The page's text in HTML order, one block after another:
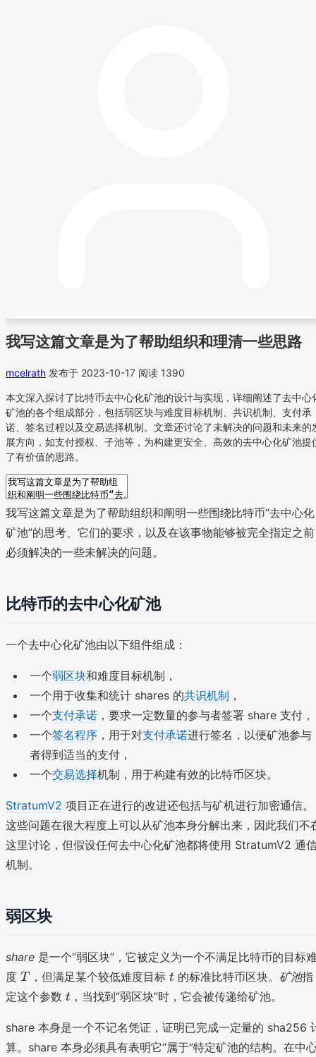
我写这篇文章是为了帮助组织和理清一些思路
mcelrath 发布于 2023-10-17 阅读 1390
本文深入探讨了比特币去中心化矿池的设计与实现，详细阐述了去中心
矿池的各个组成部分，包括弱区块与难度目标机制、共识机制、支付承
诺、签名过程以及交易选择机制。文章还讨论了未解决的问题和未来的
展方向，如支付授权、子池等，为构建更安全、高效的去中心化矿池提
了有价值的思路。
我写这篇文章是为了帮助组织和阐明一些围绕比特币“去中心化
矿池”的思考、它们的要求，以及在该事物能够被完全指定之前
必须解决的一些未解决的问题。
比特币的去中心化矿池
一个去中心化矿池由以下组件组成：
一个弱区块和难度目标机制，
一个用于收集和统计 shares 的共识机制 ，
一个支付承诺 ，要求一定数量的参与者签署 share 支付，
一个签名程序 ，用于对支付承诺进行签名，以便矿池参与
者得到适当的支付，
一个交易选择机制，用于构建有效的比特币区块。
StratumV2 项目正在进行的改进还包括与矿机进行加密通信。
这些问题在很大程度上可以从矿池本身分解出来，因此我们不
这里讨论，但假设任何去中心化矿池都将使用 StratumV2 通
机制。
弱区块
share 是一个“弱区块”，它被定义为一个不满足比特币的目标
度 T
T ，但满足某个较低难度目标 t
t 的标准比特币区块。 矿池指
定这个参数 t
t ，当找到“弱区块”时，它会被传递给矿池。
share 本身是一个不记名凭证，证明已完成一定量的 sha256
算。share 本身必须具有表明它“属于”特定矿池的结构。在中